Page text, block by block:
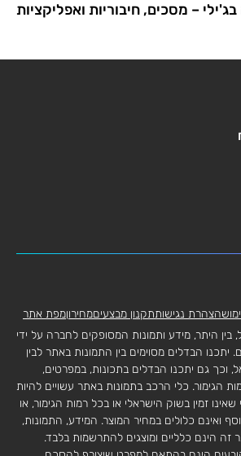
– מסכים, חיבוריות ואפליקציות
הצהרת נגישותתקנון מבצעיםמחירוןמפת אתר
בין היתר, מידע ותמונות המסופקים לחברה על ידי
יתכנו הבדלים מסוימים בין התמונות באתר לבין
וכך גם יתכנו הבדלים בתכונות, במפרטים,
הגימור. כלי הרכב בתמונות באתר עשויים להיות
שאינו זמין בשוק הישראלי או בכל רמות הגימור, או
ואינם כלולים במחיר המוצר. המידע, התמונות,
זה הינם כלליים ומוצגים להתרשמות בלבד.